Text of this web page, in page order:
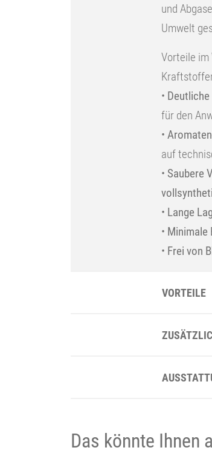
und
Umwelt
Vorteile im
•
für den
•
auf
• Saubere
• Lange
• Minimale
• Frei von
VORTEILE
Das könnte Ihnen